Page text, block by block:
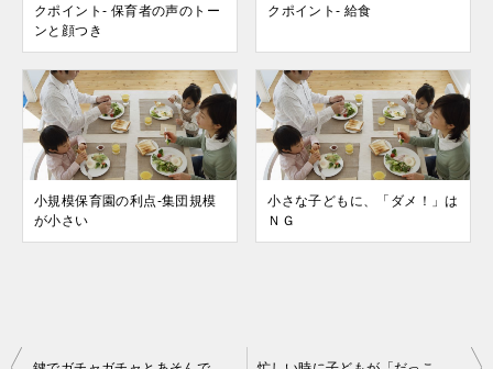
クポイント- 保育者の声のトー
ンと顔つき
クポイント- 給食
小規模保育園の利点-集団規模
が小さい
小さな子どもに、「ダメ！」は
ＮＧ
投